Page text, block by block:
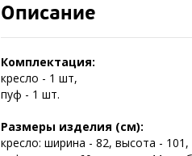
Описание
Комплектация:
кресло - 1 шт,
пуф - 1 шт.
Размеры изделия (см):
кресло: ширина - 82, высота -